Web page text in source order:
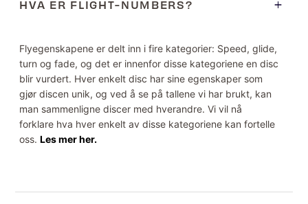
HVA ER FLIGHT-NUMBERS?
Flyegenskapene er delt inn i fire kategorier: Speed, glide,
turn og fade, og det er innenfor disse kategoriene en disc
blir vurdert. Hver enkelt disc har sine egenskaper som
gjør discen unik, og ved å se på tallene vi har brukt, kan
man sammenligne discer med hverandre. Vi vil nå
forklare hva hver enkelt av disse kategoriene kan fortelle
oss.Les mer her.